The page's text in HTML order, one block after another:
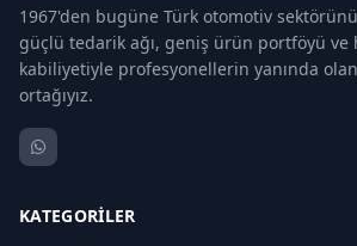
1967'den bugüne Türk otomotiv
güçlü tedarik ağı, geniş ürün portföyü ve
kabiliyetiyle profesyonellerin yanında
ortağıyız.
KATEGORILER